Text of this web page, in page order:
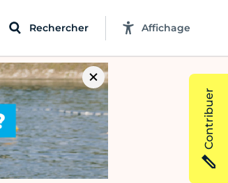
Rechercher Affichage
Contribuer